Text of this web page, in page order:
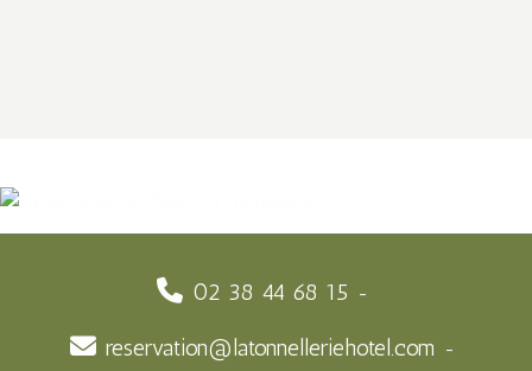
02 38 44 68 15
reservation@latonnelleriehotel.com